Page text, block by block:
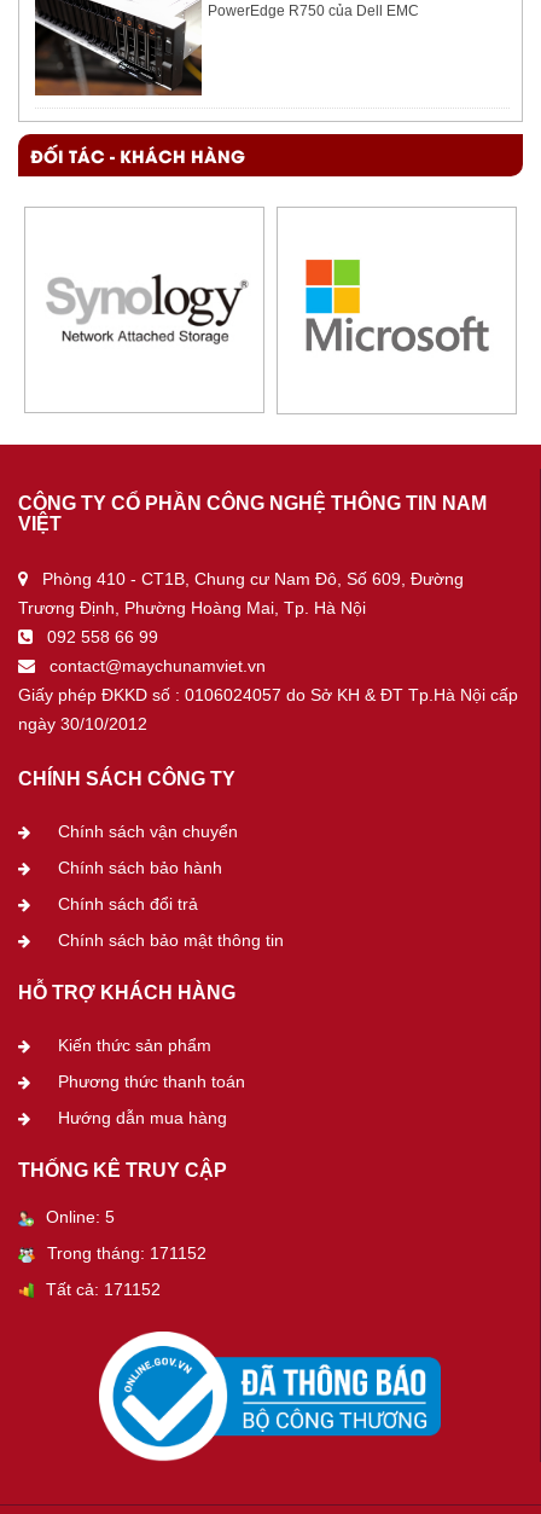
PowerEdge R750 của Dell EMC
ĐỐI TÁC - KHÁCH HÀNG
CÔNG TY CỔ PHẦN CÔNG NGHỆ THÔNG TIN NAM
VIỆT
Phòng 410 - CT1B, Chung cư Nam Đô, Số 609, Đường
Trương Định, Phường Hoàng Mai, Tp. Hà Nội
092 558 66 99
contact@maychunamviet.vn
Giấy phép ĐKKD số : 0106024057 do Sở KH & ĐT Tp.Hà Nội cấp
ngày 30/10/2012
CHÍNH SÁCH CÔNG TY
Chính sách vận chuyển
Chính sách bảo hành
Chính sách đổi trả
Chính sách bảo mật thông tin
HỖ TRỢ KHÁCH HÀNG
Kiến thức sản phẩm
Phương thức thanh toán
Hướng dẫn mua hàng
THỐNG KÊ TRUY CẬP
Online: 5
Trong tháng: 171152
Tất cả: 171152